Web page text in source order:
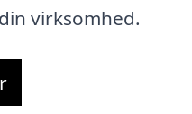
virksomhed.